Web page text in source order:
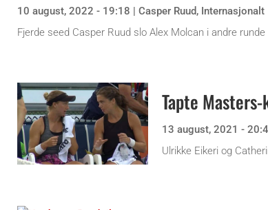
10 august, 2022 - 19:18 | Casper Ruud, Internasjonalt
Fjerde seed Casper Ruud slo Alex Molcan i andre
Tapte
13 august, 2021 -
Ulrikke Eikeri og